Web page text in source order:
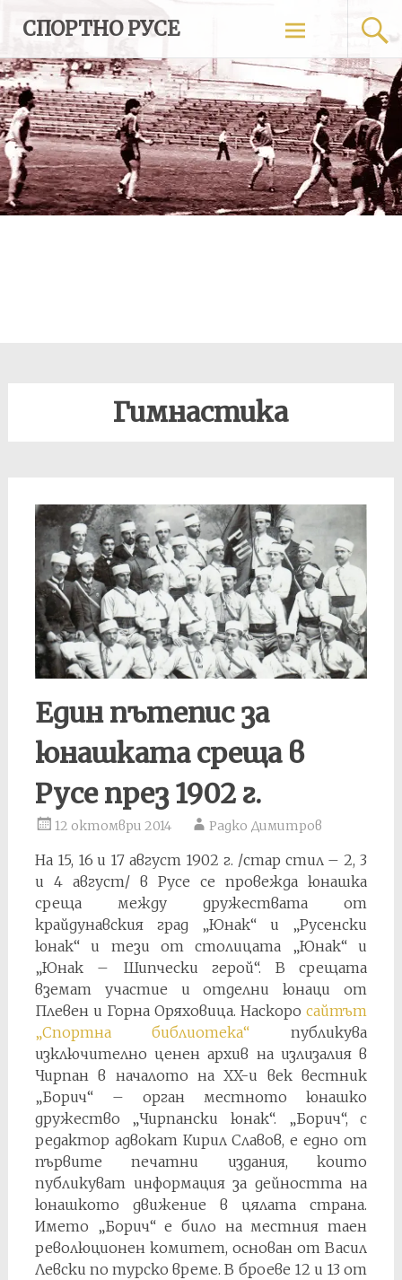
content
СПОРТНО РУСЕ
Гимнастика
Един пътепис за
юнашката среща в
Русе през 1902 г.
12 октомври 2014 Радко Димитров
На 15, 16 и 17 август 1902 г. /стар стил – 2, 3
и 4 август/ в Русе се провежда юнашка
среща между дружествата от
крайдунавския град „Юнак“ и „Русенски
юнак“ и тези от столицата „Юнак“ и
„Юнак – Шипчески герой“. В срещата
вземат участие и отделни юнаци от
Плевен и Горна Оряховица. Наскоросайтът
„Спортна библиотека“ публикува
изключително ценен архив на излизалия в
Чирпан в началото на XX-и век вестник
„Борич“ – орган местното юнашко
дружество „Чирпански юнак“. „Борич“, с
редактор адвокат Кирил Славов, е едно от
първите печатни издания, които
публикуват информация за дейността на
юнашкото движение в цялата страна.
Името „Борич“ е било на местния таен
революционен комитет, основан от Васил
Левски по турско време. В броеве 12 и 13 от